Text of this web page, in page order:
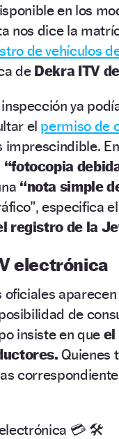
en los
nos dice la
de vehículos
de Dekra ITV
ya
el permiso de
imprescindible.
“nota simple
especifica
registro de la
electrónica
oficiales
de
insiste en queel
Quienes
💳 🛠️